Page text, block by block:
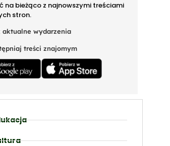
na bieżąco z najnowszymi treściami
stron.
aktualne wydarzenia
treści znajomym